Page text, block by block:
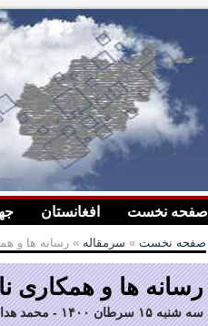
صفحه نخست افغانستان
صفحه نخست » سرمقاله » رسانه ها و
رسانه ها و همکاری
سه شنبه ۱۵ سرطان ۱۴۰۰ -محمد